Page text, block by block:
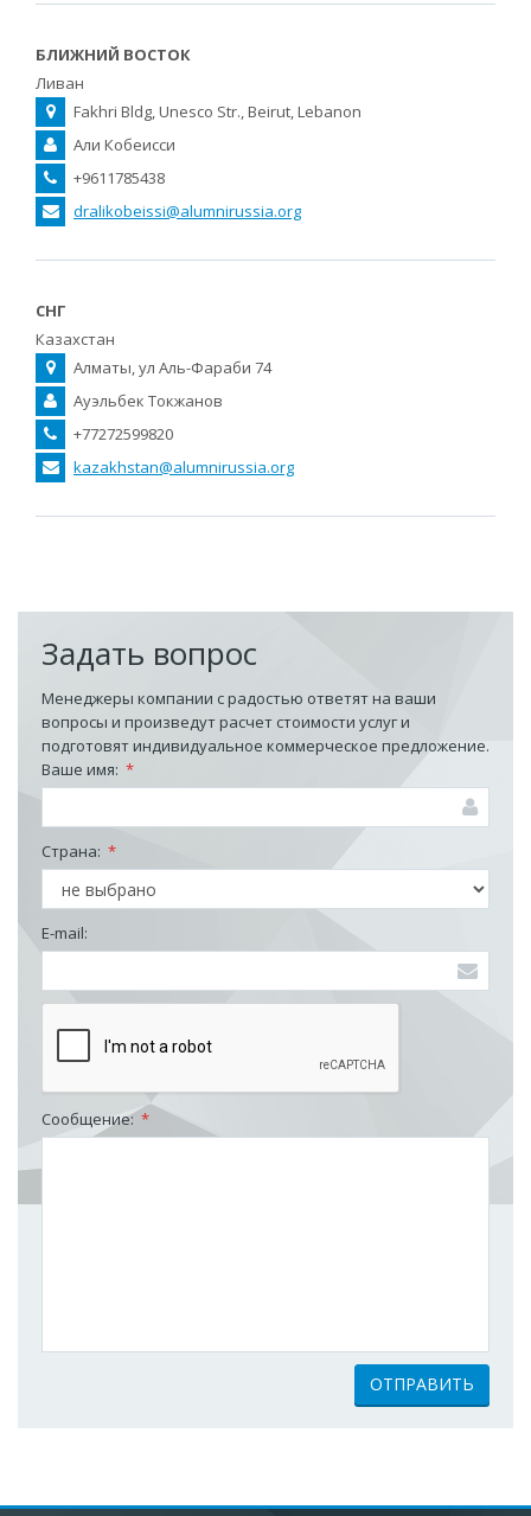
БЛИЖНИЙ ВОСТОК
Ливан
Fakhri Bldg, Unesco Str., Beirut, Lebanon
Али Кобеисси
+9611785438
dralikobeissi@alumnirussia.org
СНГ
Казахстан
Алматы, ул Аль-Фараби 74
Ауэльбек Токжанов
+77272599820
kazakhstan@alumnirussia.org
Задать вопрос
Менеджеры компании с радостью ответят на ваши
вопросы и произведут расчет стоимости услуг и
подготовят индивидуальное коммерческое предложение.
Ваше имя: *
Страна: *
E-mail:
Сообщение: *
ОТПРАВИТЬ